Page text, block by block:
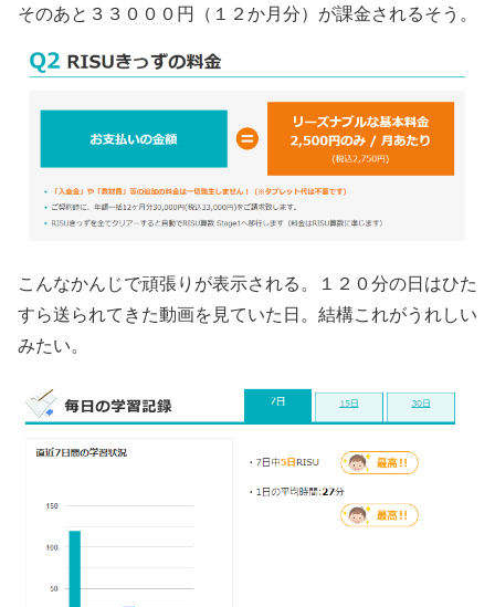
そのあと３３０００円（１２か月分）が課金されるそう。
こんなかんじで頑張りが表示される。１２０分の日はひた
すら送られてきた動画を見ていた日。結構これがうれしい
みたい。